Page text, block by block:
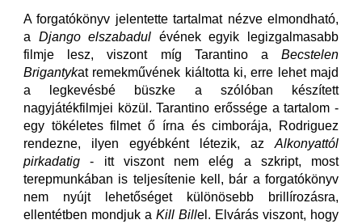
A forgatókönyv jelentette tartalmat nézve elmondható,
a Django elszabadul évének egyik legizgalmasabb
filmje lesz, viszont míg Tarantino a Becstelen
Brigantykat remekművének kiáltotta ki, erre lehet majd
a legkevésbé büszke a szólóban készített
nagyjátékfilmjei közül. Tarantino erőssége a tartalom -
egy tökéletes filmet ő írna és cimborája, Rodriguez
rendezne, ilyen egyébként létezik, az Alkonyattól
pirkadatig - itt viszont nem elég a szkript, most
terepmunkában is teljesítenie kell, bár a forgatókönyv
nem nyújt lehetőséget különösebb brillírozásra,
ellentétben mondjuk a Kill Billel. Elvárás viszont, hogy